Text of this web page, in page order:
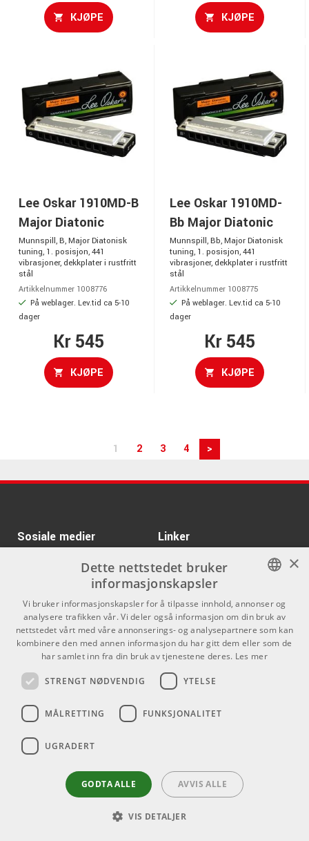
KJØPE KJØPE
Lee Oskar 1910MD-B
Major Diatonic
Munnspill, B, Major Diatonisk
tuning, 1. posisjon, 441
vibrasjoner, dekkplater i rustfritt
stål
Artikkelnummer 1008776
På weblager. Lev.tid ca 5-10
dager
Kr 545
KJØPE
Lee Oskar 1910MD-
Bb Major Diatonic
Munnspill, Bb, Major Diatonisk
tuning, 1. posisjon, 441
vibrasjoner, dekkplater i rustfritt
stål
Artikkelnummer 1008775
På weblager. Lev.tid ca 5-10
dager
Kr 545
KJØPE
1 2 3 4 >
Sosiale medier Linker
Om Oss
Kontakt oss
Kjøpsvilkår
Butikken
Varemerker
0555 Oslo
NORWEGIAN
×
Dette nettstedet bruker
informasjonskapsler
Vi bruker informasjonskapsler for å tilpasse innhold, annonser og
analysere trafikken vår. Vi deler også informasjon om din bruk av
nettstedet vårt med våre annonserings- og analysepartnere som kan
kombinere den med annen informasjon du har gitt dem eller som de
har samlet inn fra din bruk av tjenestene deres. Les mer
STRENGT NØDVENDIG YTELSE
MÅLRETTING FUNKSJONALITET
UGRADERT
GODTA ALLE AVVIS ALLE
VIS DETALJER